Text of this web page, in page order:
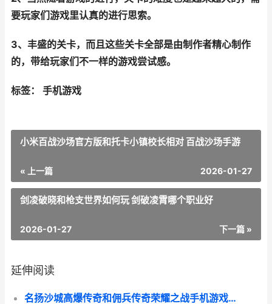
要玩家们游戏里认真的进行思索。
3、丰盛的关卡，而且这些关卡全部是由制作者精心制作
的，带给玩家们不一样的游戏尝试感。
标签： 手机游戏
小米百战沙场官方版和托卡小镇校长相对 百战沙场手游
« 上一篇 2026-01-27
剑凌破晓和枪支世界如何玩 剑破凌霄哪个职业好
下一篇 »
2026-01-27
延伸阅读
名扬沙城高爆传奇和佣兵传奇荣耀之战手机游戏哪个好 名扬沙城有多少版本